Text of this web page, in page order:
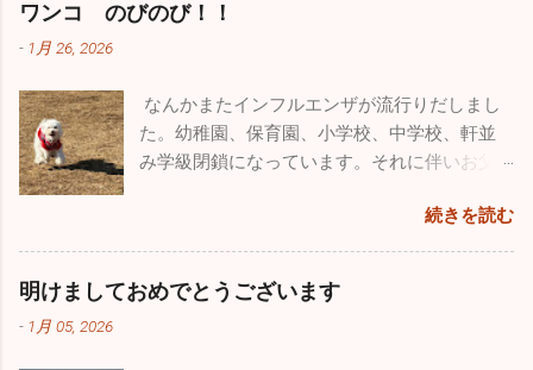
もちろん貰うということも出来ないそうで
し、今後も続けようかと思っています。 忙し
を言うとかなり歳も取って、この忙しさで身
体は悲鳴をあげてるんです（笑）。家で寝て
いたいな～なんて日もたくさんありますが、
びも全力でやらないとね♪♪ １２月に入って寒
さも厳しく乾燥もひどいです。火の用心・風
い。注意しましょうね！！
す。HP左上の３本線ハンバーグアイコンをクリック、アーカ
イブをクリックしていただくと残っていた一部過去のブログ
は必ず立派に育つと信じています。 皆さんも
子供とは、褒めるにしろ怒るにしろ、 た～く
さん 接してあげてください。
者さんの数は、先週に関して言えば１日10人
末年始は飲む、食べる機会が多いので十分気
を付けてください！ 今年も色々な出会いがあ
りました。こうやって年齢を重ねていくごと
ブルーインパルスのパイロットの方と友人に
なれたこと。幼少時から飛行機ばかりを追い
かけていた自分としては、思いがけない素晴
ワンコ のびのび！！
- 1月 26, 2026
なんかまたインフルエンザが流行りだしまし
た。幼稚園、保育園、小学校、中学校、軒並
み学級閉鎖になっています。それに伴いお父
います。どちらかと言うとお子さんのほうが
罹患者は多い気がしますが、お子さんと暮ら
す。型はほとんどがＢ型です。どうぞ油断せ
続きを読む
明けましておめでとうございます
- 1月 05, 2026